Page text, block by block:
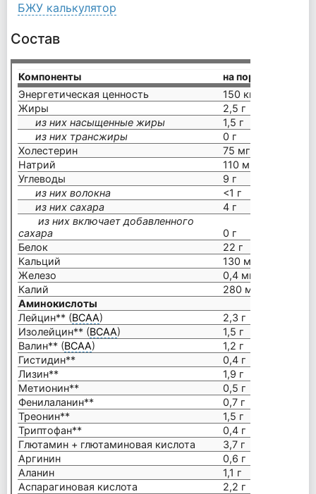
БЖУ калькулятор
Состав
Компоненты
на порцию (37 г)
Энергетическая ценность
150 ккал
Жиры
2,5 г
из них насыщенные жиры
1,5 г
из них трансжиры
0 г
Холестерин
75 мг
Натрий
110 мг
Углеводы
9 г
из них волокна
<1 г
из них сахара
4 г
из них включает добавленного
сахара
0 г
Белок
22 г
Кальций
130 мг
Железо
0,4 мг
Калий
280 мг
Аминокислоты
Лейцин** (ВСАА)
2,3 г
Изолейцин** (ВСАА)
1,5 г
Валин** (ВСАА)
1,2 г
Гистидин**
0,4 г
Лизин**
1,9 г
Метионин**
0,5 г
Фенилаланин**
0,7 г
Треонин**
1,5 г
Триптофан**
0,4 г
Глютамин + глютаминовая кислота
3,7 г
Аргинин
0,6 г
Аланин
1,1 г
Аспарагиновая кислота
2,2 г